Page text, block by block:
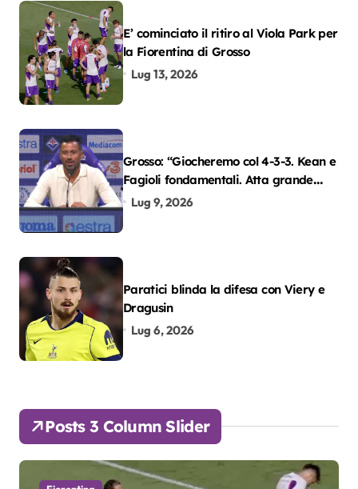
E’ cominciato il ritiro al Viola Park per
la Fiorentina di Grosso
Lug 13, 2026
Grosso: “Giocheremo col 4-3-3. Kean e
Fagioli fondamentali. Atta grande
colpo”
Lug 9, 2026
Paratici blinda la difesa con Viery e
Dragusin
Lug 6, 2026
Posts 3 Column Slider